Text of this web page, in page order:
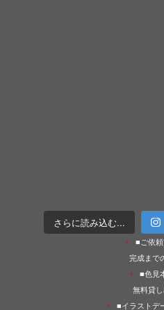
さらに読み込む...
■ご依
完成まで
■色見
無料貸
■イラストデ